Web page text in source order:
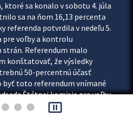
ktoré sa konalo v sobotu 4. júla
sa na ňom 16,13 percenta
referenda potvrdila v nedeľu 5.
pre voľby a kontrolu
Referendum malo
konštatovať, že výsledky
50-percentnú účasť
byť toto referendum vnímané
Štátnej komisie pre voľby
pause_presentation